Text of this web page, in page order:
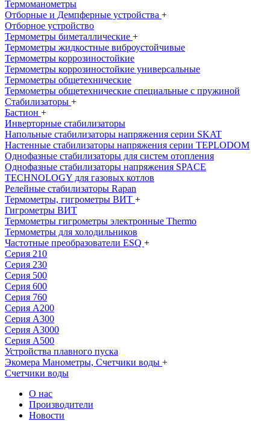
Термоманометры
Отборные и Демпферные устройства +
Отборное устройство
Термометры биметаллические +
Термометры жидкостные виброустойчивые
Термометры коррозиностойкие
Термометры коррозиностойкие универсальные
Термометры общетехнические
Термометры общетехнические специальные с пружиной
Стабилизаторы +
Бастион +
Инверторные стабилизаторы
Напольные стабилизаторы напряжения серии SKAT
Настенные стабилизаторы напряжения серии TEPLODOM
Однофазные стабилизаторы для систем отопления
Однофазные стабилизаторы напряжения SPACE
TECHNOLOGY для газовых котлов
Релейные стабилизаторы Rapan
Термометры, гигрометры ВИТ +
Гигрометры ВИТ
Термометры гигрометры электронные Thermo
Термометры для холодильников
Частотные преобразователи ESQ +
Серия 210
Серия 230
Серия 500
Серия 600
Серия 760
Серия А200
Серия А300
Серия А3000
Серия А500
Устройства плавного пуска
Экомера Манометры, Счетчики воды +
Счетчики воды
О нас
Производители
Новости